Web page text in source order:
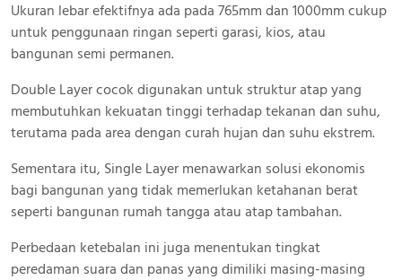
Ukuran lebar efektifnya ada pada 765mm dan 1000mm cukup
untuk penggunaan ringan seperti garasi, kios, atau
bangunan semi permanen.
Double Layer cocok digunakan untuk struktur atap yang
membutuhkan kekuatan tinggi terhadap tekanan dan suhu,
terutama pada area dengan curah hujan dan suhu ekstrem.
Sementara itu, Single Layer menawarkan solusi ekonomis
bagi bangunan yang tidak memerlukan ketahanan berat
seperti bangunan rumah tangga atau atap tambahan.
Perbedaan ketebalan ini juga menentukan tingkat
peredaman suara dan panas yang dimiliki masing-masing